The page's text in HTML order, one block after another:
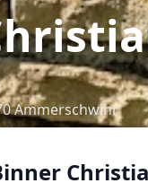
Ammerschwihr